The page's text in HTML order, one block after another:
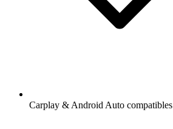
Carplay & Android Auto compatibles